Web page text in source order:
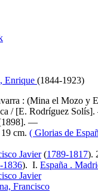
Enrique (1844-1923)
: (Mina el Mozo y
/ [E. Rodríguez
—
cm. ( Glorias de
Javier(1789-1817).
1836). I. España .
Javier
Francisco